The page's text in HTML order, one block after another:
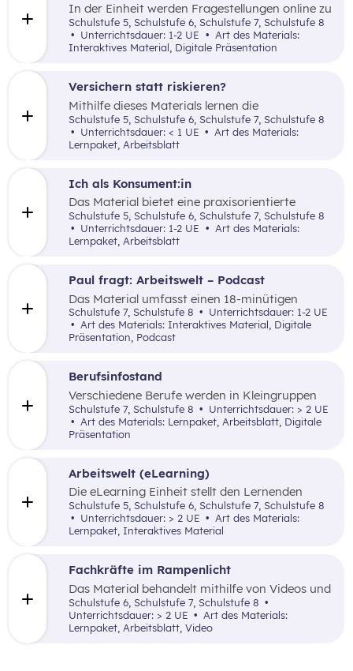
In der Einheit werden Fragestellungen online zu
folgenden Themen bearbeitet. Formen der
Arbeit, Einkommen, Arbeitslosigkeit und
Verwendung des Einkommens.
Schulstufe 5, Schulstufe 6, Schulstufe 7, Schulstufe 8
Unterrichtsdauer: 1-2 UE
Art des Materials:
Interaktives Material, Digitale Präsentation
Versichern statt riskieren?
Mithilfe dieses Materials lernen die
Schüler:innen, was Risiko bedeutet, wie man
damit umgeht und welche Arten von
Versicherungen es gibt.
Schulstufe 5, Schulstufe 6, Schulstufe 7, Schulstufe 8
Unterrichtsdauer: < 1 UE
Lernpaket, Arbeitsblatt
Ich als Konsument:in
Das Material bietet eine praxisorientierte
Einführung in die Rolle als Konsument:in und
zeigt auf, wie man sich vor Käufen fundiert
über Produkte informiert. Ergänzend werden
sowie die Bedeutung von Gütezeichen
anschaulich erläutert.
Schulstufe 5, Schulstufe 6, Schulstufe 7, Schulstufe 8
Unterrichtsdauer: 1-2 UE
Lernpaket, Arbeitsblatt
Paul fragt: Arbeitswelt – Podcast
Das Material umfasst einen 18-minütigen
Podcast, ergänzt durch eine PowerPoint-
Präsentation mit weiterführenden Links sowie
ein Arbeitsblatt für eine passende Hausübung.
Schulstufe 7, Schulstufe 8
Unterrichtsdauer: 1-2 UE
Art des Materials: Interaktives Material, Digitale
Präsentation, Podcast
Berufsinfostand
Verschiedene Berufe werden in Kleingruppen
mithilfe der Methode Gruppenpuzzle
(Expertenrunde) erarbeitet und anschließend
präsentiert. Die Methode wird zusätzlich durch
Schulstufe 7, Schulstufe 8
Unterrichtsdauer: > 2 UE
Präsentation
Arbeitswelt (eLearning)
Die eLearning Einheit stellt den Lernenden
Fragen zu Formen der Arbeitsteilung, ein Video
zu Wirtschaftssektoren und Arbeitsteilung und
eine Aufgäbe zu Produktionsentscheidungen.
Schulstufe 5, Schulstufe 6, Schulstufe 7, Schulstufe 8
Unterrichtsdauer: > 2 UE
Art des Materials:
Lernpaket, Interaktives Material
Fachkräfte im Rampenlicht
Das Material behandelt mithilfe von Videos und
Aufgabenstellungen den Fachkräftemangel in
Österreich sowie die damit verbundenen
Herausforderungen und mögliche
Lösungsansätze am Arbeitsmarkt.
Schulstufe 6, Schulstufe 7, Schulstufe 8
Unterrichtsdauer: > 2 UE
Lernpaket, Arbeitsblatt, Video